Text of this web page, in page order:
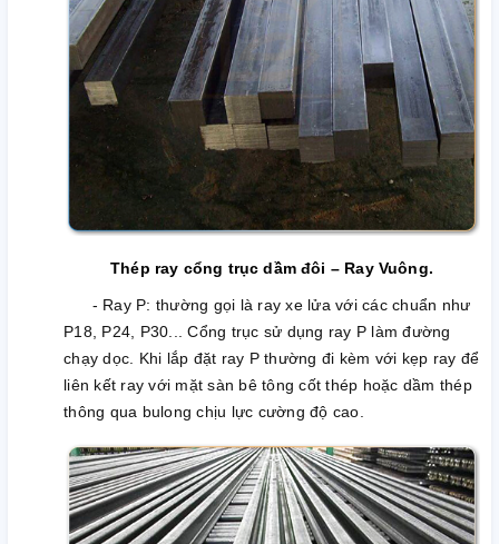
Thép ray cổng trục dầm đôi – Ray Vuông.
- Ray P: thường gọi là ray xe lửa với các chuẩn như
P18, P24, P30... Cổng trục sử dụng ray P làm đường
chạy dọc. Khi lắp đặt ray P thường đi kèm với kẹp ray để
liên kết ray với mặt sàn bê tông cốt thép hoặc dầm thép
thông qua bulong chịu lực cường độ cao.